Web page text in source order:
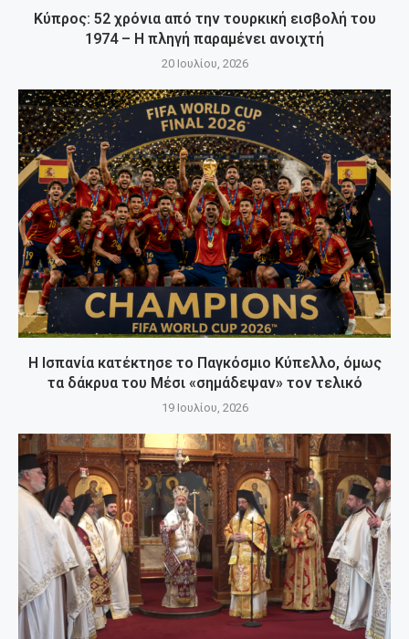
Κύπρος: 52 χρόνια από την τουρκική εισβολή του
1974 – Η πληγή παραμένει ανοιχτή
20 Ιουλίου, 2026
Η Ισπανία κατέκτησε το Παγκόσμιο Κύπελλο, όμως
τα δάκρυα του Μέσι «σημάδεψαν» τον τελικό
19 Ιουλίου, 2026